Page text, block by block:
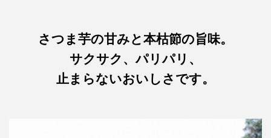
さつま芋の甘みと本枯節の旨味。
サクサク、パリパリ、
止まらないおいしさです。